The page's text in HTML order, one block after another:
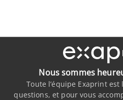
Nous sommes
Toute l’équipe Exaprint
questions, et pour vous